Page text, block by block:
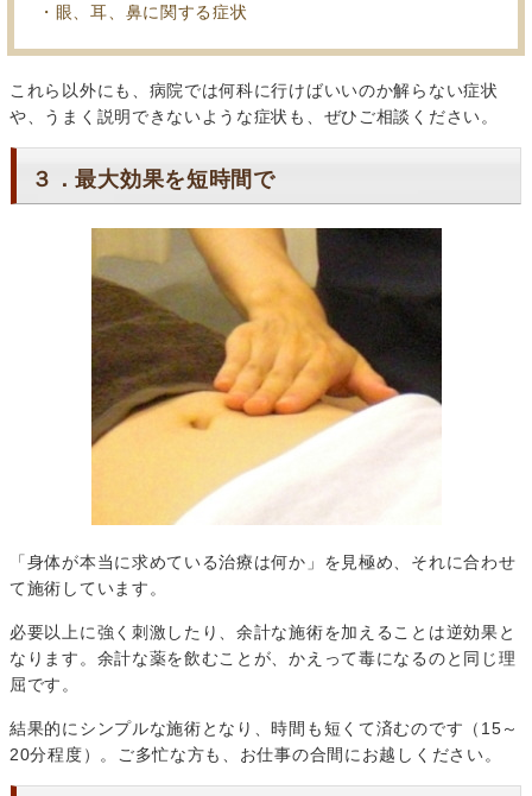
・眼、耳、鼻に関する症状
これら以外にも、病院では何科に行けばいいのか解らない症状
や、うまく説明できないような症状も、ぜひご相談ください。
３．最大効果を短時間で
「身体が本当に求めている治療は何か」を見極め、それに合わせ
て施術しています。
必要以上に強く刺激したり、余計な施術を加えることは逆効果と
なります。余計な薬を飲むことが、かえって毒になるのと同じ理
屈です。
結果的にシンプルな施術となり、時間も短くて済むのです（15～
20分程度）。ご多忙な方も、お仕事の合間にお越しください。